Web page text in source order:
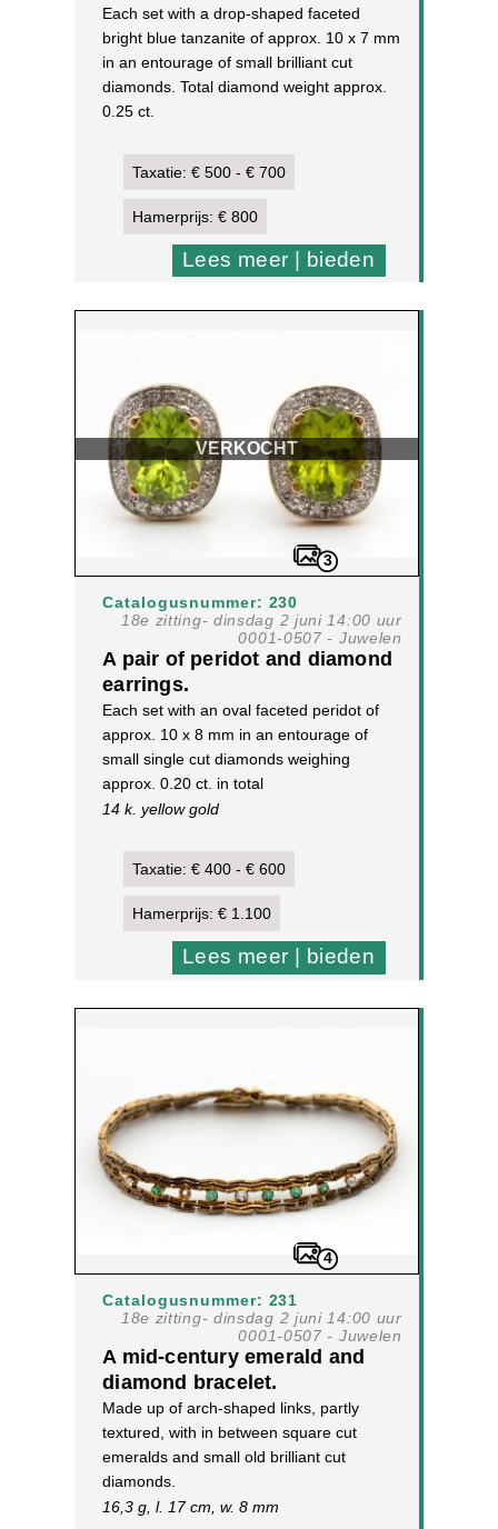
Each set with a drop-shaped faceted
bright blue tanzanite of approx. 10 x 7 mm
in an entourage of small brilliant cut
diamonds. Total diamond weight approx.
0.25 ct.
Taxatie: € 500 - € 700
Hamerprijs: € 800
Lees meer | bieden
VERKOCHT
3
Catalogusnummer: 230
18e zitting- dinsdag 2 juni 14:00 uur
0001-0507 - Juwelen
A pair of peridot and diamond
earrings.
Each set with an oval faceted peridot of
approx. 10 x 8 mm in an entourage of
small single cut diamonds weighing
approx. 0.20 ct. in total
14 k. yellow gold
Taxatie: € 400 - € 600
Hamerprijs: € 1.100
Lees meer | bieden
4
Catalogusnummer: 231
18e zitting- dinsdag 2 juni 14:00 uur
0001-0507 - Juwelen
A mid-century emerald and
diamond bracelet.
Made up of arch-shaped links, partly
textured, with in between square cut
emeralds and small old brilliant cut
diamonds.
16,3 g, l. 17 cm, w. 8 mm